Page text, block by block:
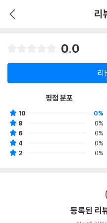
리
0.0
리
평점 분포
10
0%
8
0%
6
0%
4
0%
2
0%
등록된 리